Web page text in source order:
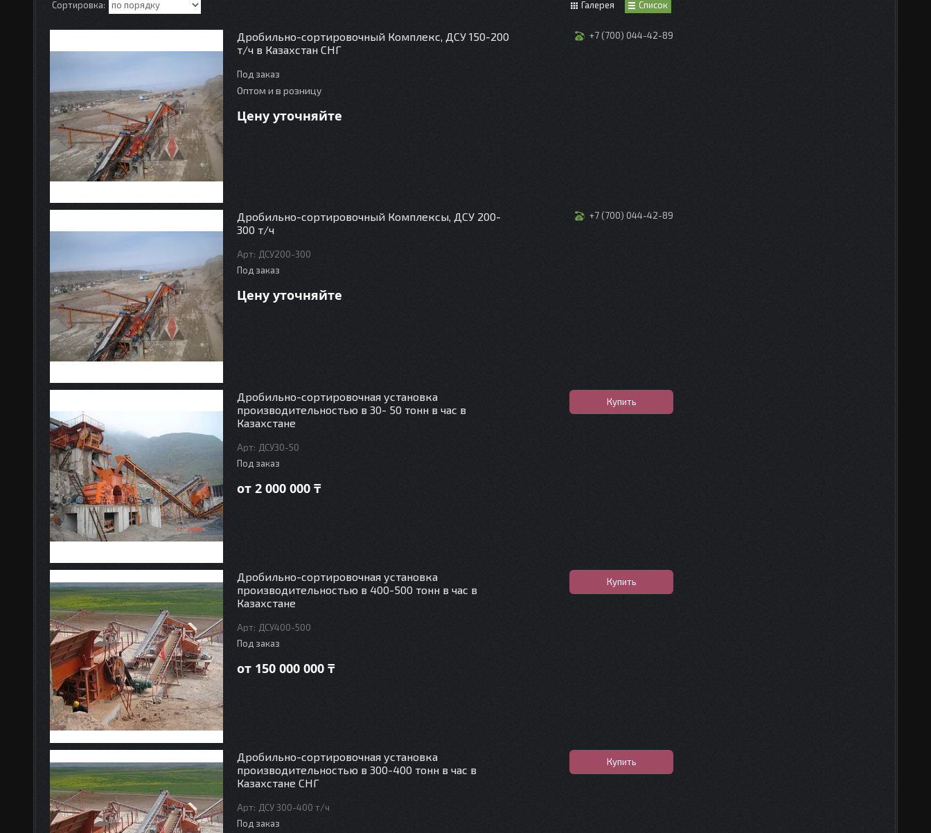
Галерея Список
Дробильно-сортировочный Комплекс, ДСУ 150-200
т/ч в Казахстан СНГ
Под заказ
Оптом и в розницу
Цену уточняйте
+7 (700) 044-42-89
Дробильно-сортировочный Комплексы, ДСУ 200-
300 т/ч
ДСУ200-300
Под заказ
Цену уточняйте
+7 (700) 044-42-89
Дробильно-сортировочная установка
производительностью в 30- 50 тонн в час в
Казахстане
ДСУ30-50
Под заказ
от 2 000 000 ₸
Купить
Дробильно-сортировочная установка
производительностью в 400-500 тонн в час в
Казахстане
ДСУ400-500
Под заказ
от 150 000 000 ₸
Купить
Дробильно-сортировочная установка
производительностью в 300-400 тонн в час в
Казахстане СНГ
ДСУ 300-400 т/ч
Под заказ
Купить